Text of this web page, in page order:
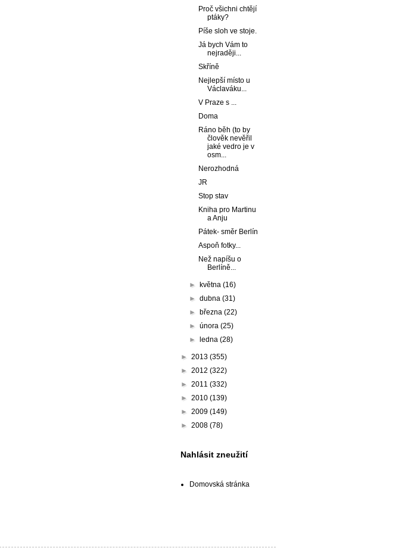
Proč všichni chtějí
ptáky?
Píše sloh ve stoje.
Já bych Vám to
nejraději...
Skříně
Nejlepší místo u
Václaváku...
V Praze s ...
Doma
Ráno běh (to by
člověk nevěřil
jaké vedro je v
osm...
Nerozhodná
JR
Stop stav
Kniha pro Martinu
a Anju
Pátek- směr Berlín
Aspoň fotky...
Než napíšu o
Berlíně...
► května(16)
►dubna(31)
► března(22)
►února(25)
►
ledna(28)
► 2013 (355)
► 2012 (322)
► 2011 (332)
► 2010 (139)
► 2009 (149)
► 2008 (78)
Nahlásit zneužití
Domovská stránka